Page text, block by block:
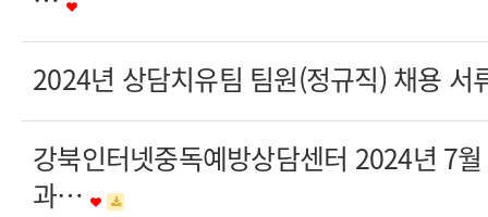
2024년 상담치유팀 팀원(정규직) 채용
강북인터넷중독예방상담센터 2024년 7
과…